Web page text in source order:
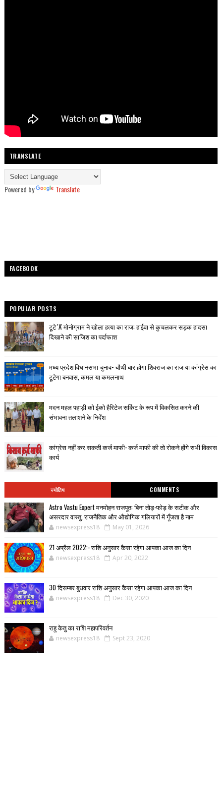
TRANSLATE
Powered by Translate
FACEBOOK
POPULAR POSTS
टूटे 'A' मोनोग्राम ने खोला हत्या का राज: हाईवा से कुचलकर सड़क हादसा
दिखाने की साजिश का पर्दाफाश
मध्य प्रदेश विधानसभा चुनाव- चौथी बार होगा शिवराज का राज या कांग्रेस का
टूटेगा बनवास, कमल या कमलनाथ
मदन महल पहाड़ी को ईको हैरिटेज सर्किट के रूप में विकसित करने की
संभावना तलाशने के निर्देश
कांग्रेस नहीं कर सकती कर्ज माफी- कर्ज माफी की तो रोकने होंगे सभी विकास
कार्य
ज्योतिष COMMENTS
Astro Vastu Expert मनमोहन राजपूत: बिना तोड़-फोड़ के सटीक और
असरदार वास्तु, राजनैतिक और औद्योगिक गलियारों में गूँजता है नाम
newsexpress18 May 01, 2026
21 अप्रैल 2022:- राशि अनुसार कैसा रहेगा आपका आज का दिन
newsexpress18 Apr 20, 2022
30 दिसम्बर बुधवार राशि अनुसार कैसा रहेगा आपका आज का दिन
newsexpress18 Dec 30, 2020
राहु केतु का राशि महापरिवर्तन
newsexpress18 Sept 23, 2020